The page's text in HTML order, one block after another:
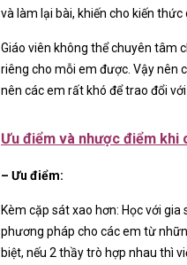
và làm lại bài, khiến cho kiến
Giáo viên không thể chuyên tâm
riêng cho mỗi em được. Vậy nên
nên các em rất khó để trao đổi
Ưu điểm và nhược điểm khi
– Ưu điểm:
Kèm cặp sát xao hơn: Học với
phương pháp cho các em từ
biệt, nếu 2 thầy trò hợp nhau thì